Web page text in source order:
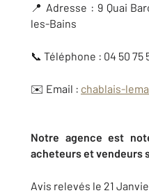
📍 Adresse : 9 Quai
les-Bains
📞 Téléphone : 04 50 75
✉️ Email : chablais-
Notre agence est
acheteurs et vendeurs
Avis relevés le 21